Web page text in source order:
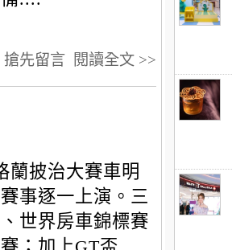
閱讀全文 >>
搶先留言
蘭披治大賽車明
事逐一上演。三
世界房車錦標賽